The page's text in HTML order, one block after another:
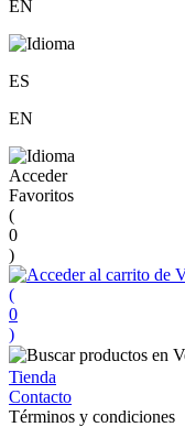
EN
ES
EN
Acceder
Favoritos
(
0
)
(
0
)
Tienda
Contacto
Términos y condiciones